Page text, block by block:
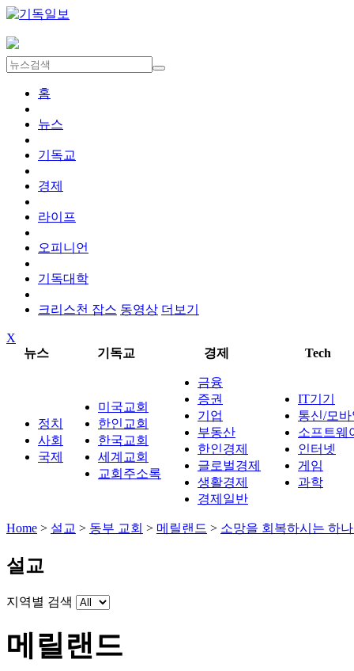
홈
뉴스
기독교
경제
라이프
오피니언
기독대학
크리스천 잡스 동영상 더보기
X
뉴스
기독교 경제 Tech
정치
사회
국제
미국교회
한인교회
한국교회
세계교회
교회주소록
금융
증권
기업
부동산
한인경제
글로벌경제
생활경제
경제일반
IT기기
통신/모
소프트웨
인터넷
게임
과학
Home > 설교 > 동부 교회 > 메릴랜드 > 소망을 회복하시는 하
설교
지역별 검색
메릴랜드